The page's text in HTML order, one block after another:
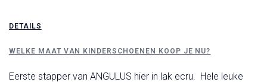
DETAILS
WELKE MAAT VAN KINDERSCHOENEN KOOP JE NU?
Eerste stapper van ANGULUS hier in lak ecru. Hele leuke